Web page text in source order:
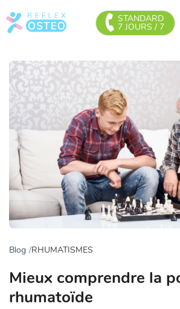
STANDARD
7 JOURS / 7
Blog RHUMATISMES
Mieux comprendre la
rhumatoïde